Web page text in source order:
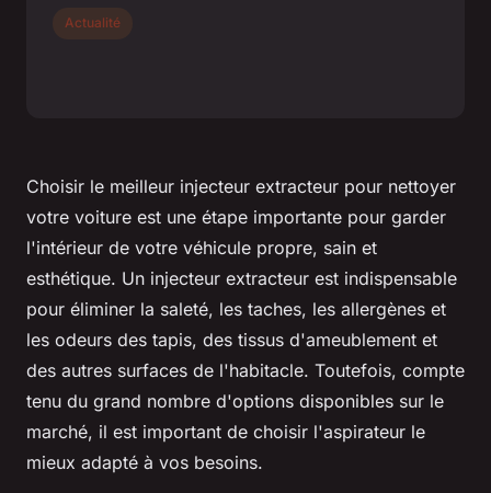
Choisir le meilleur injecteur extracteur pour nettoyer
votre voiture est une étape importante pour garder
l'intérieur de votre véhicule propre, sain et
esthétique. Un injecteur extracteur est indispensable
pour éliminer la saleté, les taches, les allergènes et
les odeurs des tapis, des tissus d'ameublement et
des autres surfaces de l'habitacle. Toutefois, compte
tenu du grand nombre d'options disponibles sur le
marché, il est important de choisir l'aspirateur le
mieux adapté à vos besoins.
Actualité